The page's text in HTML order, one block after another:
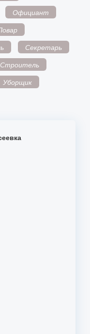
Официант
Секретарь
Строитель
Уборщик